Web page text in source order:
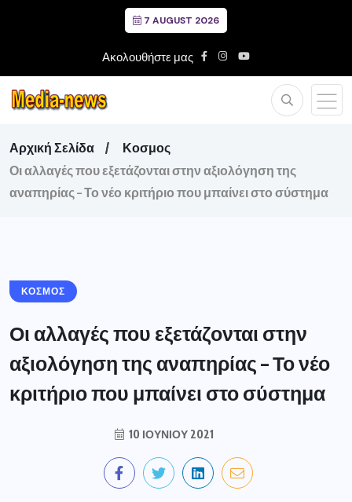
7 AUGUST 2026
Ακολουθήστε μας
Αρχική Σελίδα
Κοσμος
Οι αλλαγές που εξετάζονται στην αξιολόγηση της
αναπηρίας – Το νέο κριτήριο που μπαίνει στο σύστημα
ΚΟΣΜΟΣ
Οι αλλαγές που εξετάζονται στην
αξιολόγηση της αναπηρίας – Το νέο
κριτήριο που μπαίνει στο σύστημα
10 ΙΟΥΝΊΟΥ 2021